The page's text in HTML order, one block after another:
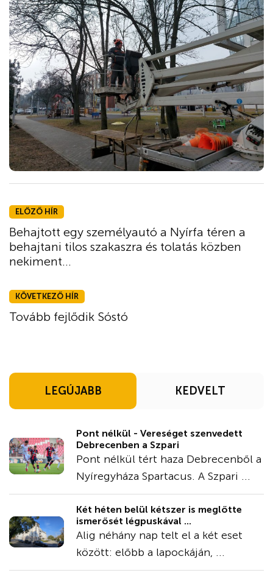
ELŐZŐ HÍR
Behajtott egy személyautó a Nyírfa téren a
behajtani tilos szakaszra és tolatás közben
nekiment...
KÖVETKEZŐ HÍR
Tovább fejlődik Sóstó
LEGÚJABB KEDVELT
Pont nélkül - Vereséget szenvedett
Debrecenben a Szpari
Pont nélkül tért haza Debrecenből a
Nyíregyháza Spartacus. A Szpari ...
Két héten belül kétszer is meglőtte
ismerősét légpuskával ...
Alig néhány nap telt el a két eset
között: előbb a lapockáján, ...